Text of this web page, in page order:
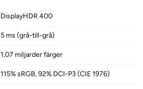
DisplayHDR 400
5 ms (grå-till-grå)
1,07 miljarder färger
115% sRGB, 92% DCI-P3 (CIE 1976)